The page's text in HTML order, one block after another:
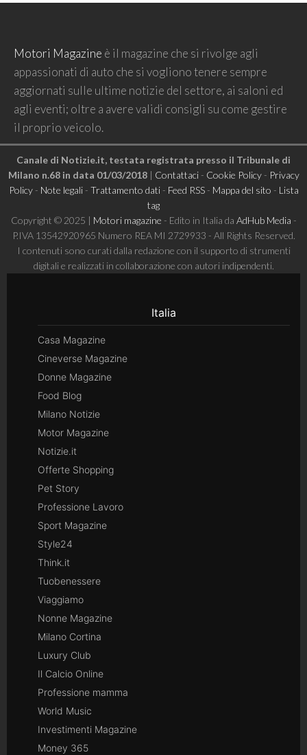
Motori Magazine è il magazine che si rivolge agli
appassionati di auto che si vogliono tenere sempre
aggiornati sulle ultime notizie del settore, ai saloni ed
agli eventi; oltre a avere validi consigli su come gestire
il proprio veicolo.
Canale di Notizie.it, testata registrata presso il Tribunale di
Milano n.68 in data 01/03/2018| Contattaci- Cookie Policy- Privacy
Policy- Note legali- Trattamento dati- Feed RSS- Mappa del sito - Lista
tag
Copyright © 2025 | Motori magazine - Edito in Italia da AdHub Media -
P.IVA 13542920965 Numero REA MI 2729933 - All Rights Reserved.
I contenuti sono curati dalla redazione con il supporto di strumenti
digitali e realizzati in collaborazione con autori indipendenti.
Italia
Casa Magazine
Cineverse Magazine
Donne Magazine
Food Blog
Milano Notizie
Motor Magazine
Notizie.it
Offerte Shopping
Pet Story
Professione Lavoro
Sport Magazine
Style24
Think.it
Tuobenessere
Viaggiamo
Nonne Magazine
Milano Cortina
Luxury Club
Il Calcio Online
Professione mamma
World Music
Investimenti Magazine
Money 365